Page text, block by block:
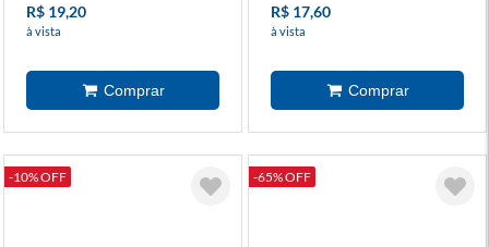
R$ 19,20
à vista
R$ 17,60
à vista
-10% OFF -65% OFF